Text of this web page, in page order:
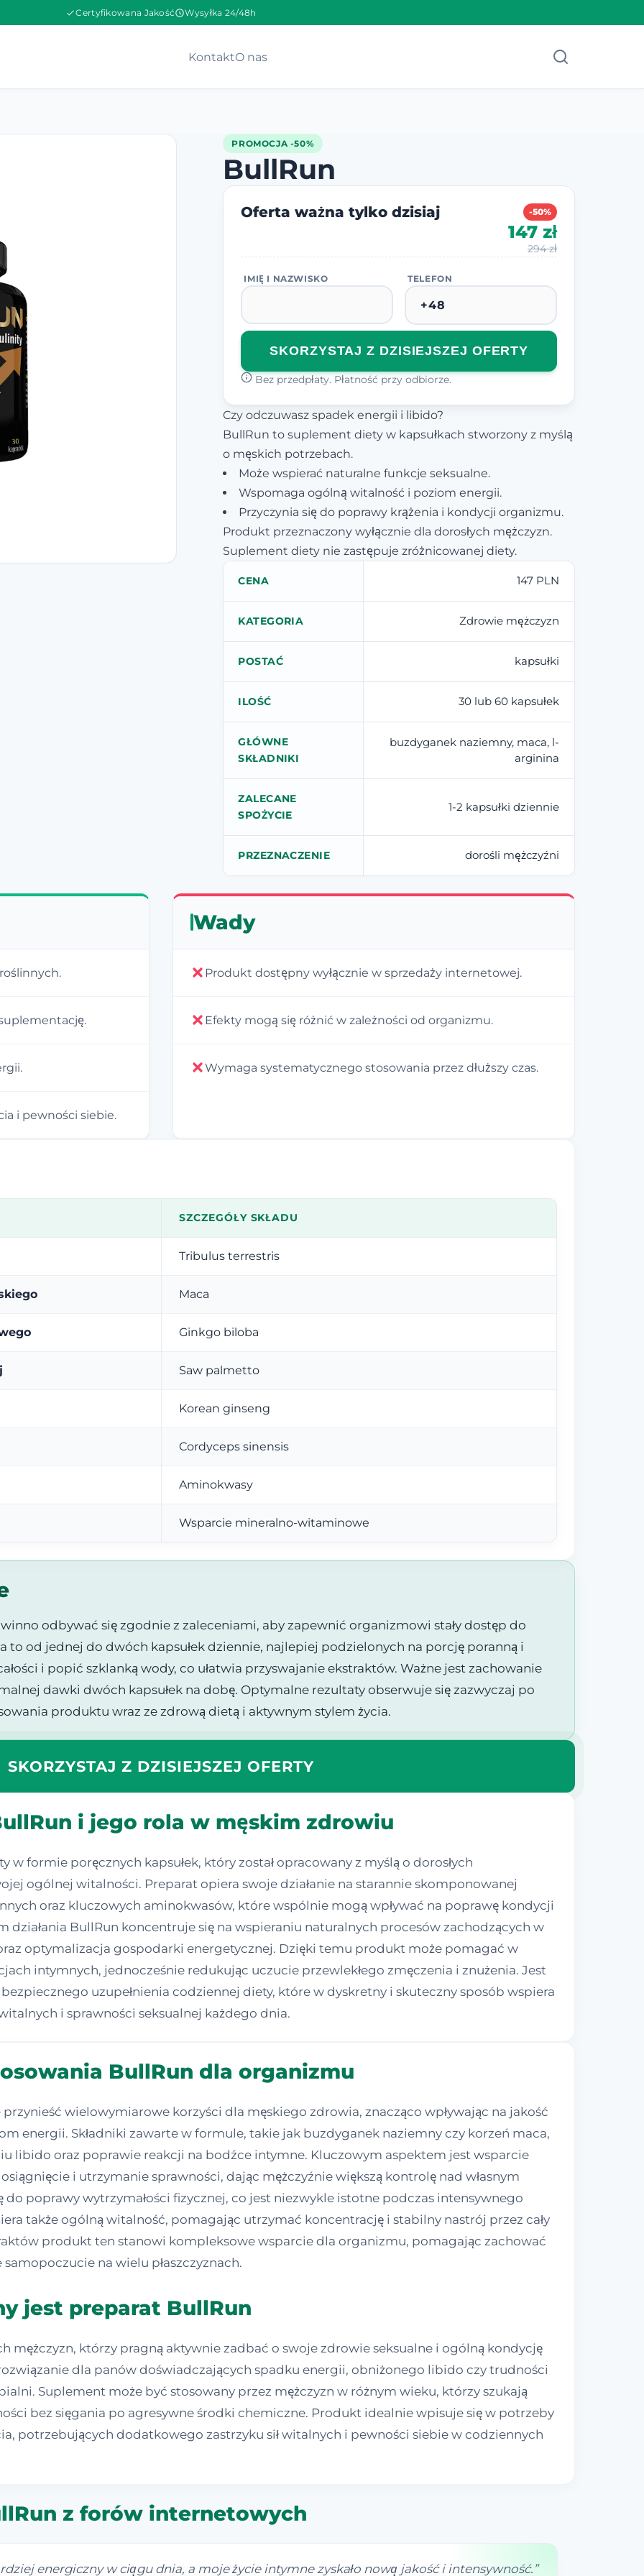
Certyfikowana Jakość Wysyłka 24/48h
KontaktO nas
PROMOCJA -50%
BullRun
Oferta ważna tylko dzisiaj -50%
147 zł
294 zł
IMIĘ I NAZWISKO TELEFON
SKORZYSTAJ Z DZISIEJSZEJ OFERTY
Bez przedpłaty. Płatność przy odbiorze.
Czy odczuwasz spadek energii i libido?
BullRun to suplement diety w kapsułkach stworzony z myślą
o męskich potrzebach.
Może wspierać naturalne funkcje seksualne.
Wspomaga ogólną witalność i poziom energii.
Przyczynia się do poprawy krążenia i kondycji organizmu.
Produkt przeznaczony wyłącznie dla dorosłych mężczyzn.
Suplement diety nie zastępuje zróżnicowanej diety.
CENA 147 PLN
KATEGORIA Zdrowie mężczyzn
POSTAĆ kapsułki
ILOŚĆ 30 lub 60 kapsułek
GŁÓWNE
SKŁADNIKI
buzdyganek naziemny, maca, l-
arginina
ZALECANE
SPOŻYCIE
1-2 kapsułki dziennie
PRZEZNACZENIE dorośli mężczyźni
i pewności siebie.
Wady
Produkt dostępny wyłącznie w sprzedaży internetowej.
Efekty mogą się różnić w zależności od organizmu.
Wymaga systematycznego stosowania przez dłuższy czas.
SZCZEGÓŁY SKŁADU
Tribulus terrestris
Maca
Ginkgo biloba
Saw palmetto
Korean ginseng
Cordyceps sinensis
Aminokwasy
Wsparcie mineralno-witaminowe
odbywać się zgodnie z zaleceniami, aby zapewnić organizmowi stały dostęp do
to od jednej do dwóch kapsułek dziennie, najlepiej podzielonych na porcję poranną i
i popić szklanką wody, co ułatwia przyswajanie ekstraktów. Ważne jest zachowanie
dawki dwóch kapsułek na dobę. Optymalne rezultaty obserwuje się zazwyczaj po
produktu wraz ze zdrową dietą i aktywnym stylem życia.
SKORZYSTAJ Z DZISIEJSZEJ OFERTY
i jego rola w męskim zdrowiu
formie poręcznych kapsułek, który został opracowany z myślą o dorosłych
ogólnej witalności. Preparat opiera swoje działanie na starannie skomponowanej
oraz kluczowych aminokwasów, które wspólnie mogą wpływać na poprawę kondycji
działania BullRun koncentruje się na wspieraniu naturalnych procesów zachodzących w
optymalizacja gospodarki energetycznej. Dzięki temu produkt może pomagać w
intymnych, jednocześnie redukując uczucie przewlekłego zmęczenia i znużenia. Jest
uzupełnienia codziennej diety, które w dyskretny i skuteczny sposób wspiera
i sprawności seksualnej każdego dnia.
BullRun dla organizmu
wielowymiarowe korzyści dla męskiego zdrowia, znacząco wpływając na jakość
energii. Składniki zawarte w formule, takie jak buzdyganek naziemny czy korzeń maca,
libido oraz poprawie reakcji na bodźce intymne. Kluczowym aspektem jest wsparcie
osiągnięcie i utrzymanie sprawności, dając mężczyźnie większą kontrolę nad własnym
do poprawy wytrzymałości fizycznej, co jest niezwykle istotne podczas intensywnego
także ogólną witalność, pomagając utrzymać koncentrację i stabilny nastrój przez cały
produkt ten stanowi kompleksowe wsparcie dla organizmu, pomagając zachować
na wielu płaszczyznach.
jest preparat BullRun
mężczyzn, którzy pragną aktywnie zadbać o swoje zdrowie seksualne i ogólną kondycję
dla panów doświadczających spadku energii, obniżonego libido czy trudności
Suplement może być stosowany przez mężczyzn w różnym wieku, którzy szukają
bez sięgania po agresywne środki chemiczne. Produkt idealnie wpisuje się w potrzeby
potrzebujących dodatkowego zastrzyku sił witalnych i pewności siebie w codziennych
z forów internetowych
energiczny w ciągu dnia, a moje życie intymne zyskało nową jakość i intensywność. ”